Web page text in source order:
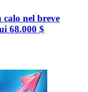
nel breve
68.000 $